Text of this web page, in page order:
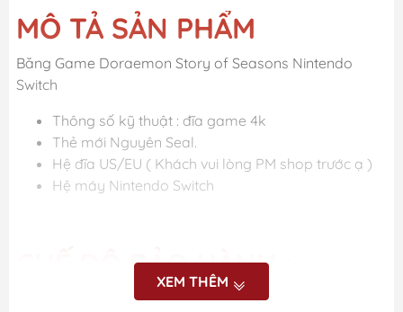
MÔ TẢ SẢN PHẨM
Băng Game Doraemon Story of Seasons Nintendo
Switch
Thông số kỹ thuật : đĩa game 4k
Thẻ mới Nguyên Seal.
Hệ đĩa US/EU ( Khách vui lòng PM shop trước ạ )
Hệ máy Nintendo Switch
CHẾ ĐỘ BẢO HÀNH :
Bảo hành nếu đĩa bị lỗi.
XEM THÊM